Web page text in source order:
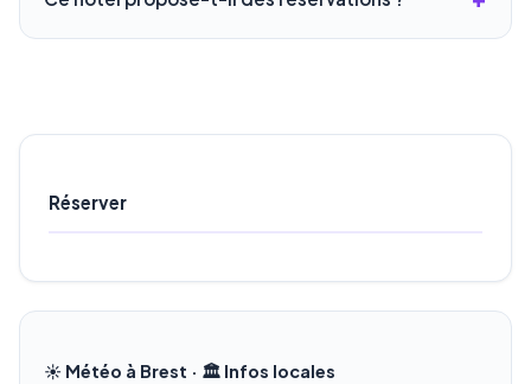
Réserver
☀️ Météo à Brest · 🏛️ Infos locales